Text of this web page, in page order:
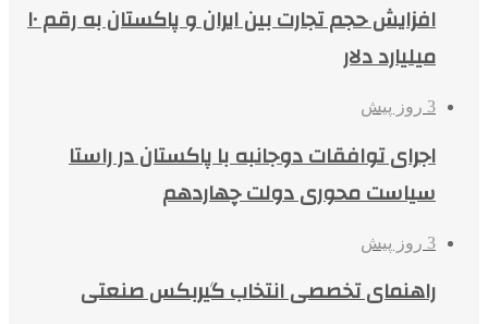
افزایش حجم تجارت بین ایران و پاکستان به رقم ۱۰
میلیارد دلار
3 روز پیش
اجرای توافقات دوجانبه با پاکستان در راستا
سیاست محوری دولت چهاردهم
3 روز پیش
راهنمای تخصصی انتخاب گیربکس صنعتی